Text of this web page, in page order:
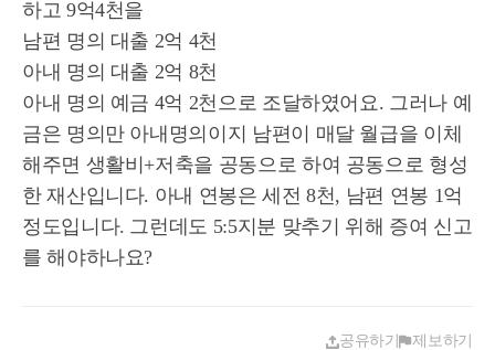
하고 9억4천을
남편 명의 대출 2억 4천
아내 명의 대출 2억 8천
아내 명의 예금 4억 2천으로 조달하였어요. 그러나 예
금은 명의만 아내명의이지 남편이 매달 월급을 이체
해주면 생활비+저축을 공동으로 하여 공동으로 형성
한 재산입니다. 아내 연봉은 세전 8천, 남편 연봉 1억
정도입니다. 그런데도 5:5지분 맞추기 위해 증여 신고
를 해야하나요?
공유하기 제보하기